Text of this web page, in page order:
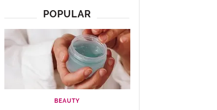
POPULAR
BEAUTY